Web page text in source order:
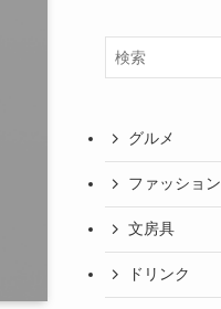
グルメ
ファッション
文房具
ドリンク